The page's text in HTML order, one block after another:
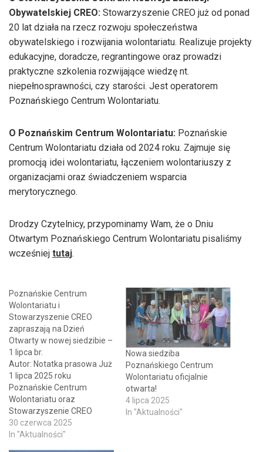
Obywatelskiej CREO: Stowarzyszenie CREO już od ponad
20 lat działa na rzecz rozwoju społeczeństwa
obywatelskiego i rozwijania wolontariatu. Realizuje projekty
edukacyjne, doradcze, regrantingowe oraz prowadzi
praktyczne szkolenia rozwijające wiedzę nt.
niepełnosprawności, czy starości. Jest operatorem
Poznańskiego Centrum Wolontariatu.
O Poznańskim Centrum Wolontariatu: Poznańskie
Centrum Wolontariatu działa od 2024 roku. Zajmuje się
promocją idei wolontariatu, łączeniem wolontariuszy z
organizacjami oraz świadczeniem wsparcia
merytorycznego.
Drodzy Czytelnicy, przypominamy Wam, że o Dniu
Otwartym Poznańskiego Centrum Wolontariatu pisaliśmy
wcześniej tutaj.
Poznańskie Centrum
Wolontariatu i
Stowarzyszenie CREO
zapraszają na Dzień
Otwarty w nowej siedzibie –
1 lipca br.
Autor: Notatka prasowa Już
1 lipca 2025 roku
Poznańskie Centrum
Wolontariatu oraz
Stowarzyszenie CREO
otwierają drzwi swojej
nowej siedziby przy ulicy
30 czerwca 2025
In "Aktualności"
Nowa siedziba
Poznańskiego Centrum
Wolontariatu oficjalnie
otwarta!
4 lipca 2025
In "Aktualności"